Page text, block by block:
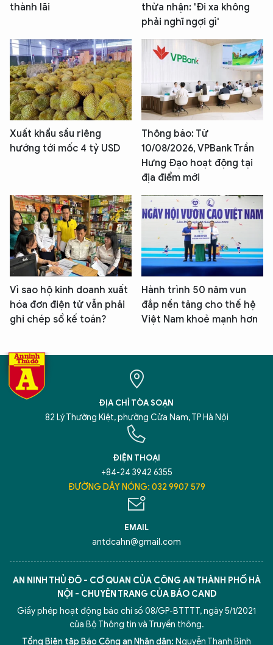
thành lãi
thừa nhận: 'Đi xa không
phải nghĩ ngợi gì'
Xuất khẩu sầu riêng
hướng tới mốc 4 tỷ USD
Thông báo: Từ
10/08/2026, VPBank Trần
Hưng Đạo hoạt động tại
địa điểm mới
Vì sao hộ kinh doanh xuất
hóa đơn điện tử vẫn phải
ghi chép sổ kế toán?
Hành trình 50 năm vun
đắp nền tảng cho thế hệ
Việt Nam khoẻ mạnh hơn
ĐỊA CHỈ TÒA SOẠN
82 Lý Thường Kiệt, phường Cửa Nam, TP Hà Nội
ĐIỆN THOẠI
+84-24 3942 6355
ĐƯỜNG DÂY NÓNG: 032 9907 579
EMAIL
antdcahn@gmail.com
AN NINH THỦ ĐÔ - CƠ QUAN CỦA CÔNG AN THÀNH PHỐ HÀ
NỘI - CHUYÊN TRANG CỦA BÁO CAND
Giấy phép hoạt động báo chí số 08/GP-BTTTT, ngày 5/1/2021
của Bộ Thông tin và Truyền thông.
Tổng Biên tập Báo Công an Nhân dân: Nguyễn Thanh Bình